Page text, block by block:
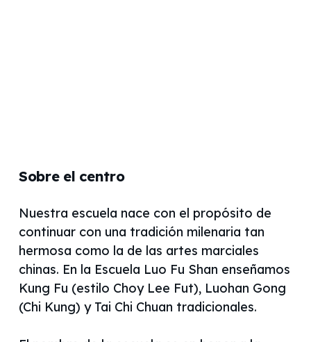
Sobre el centro
Nuestra escuela nace con el propósito de
continuar con una tradición milenaria tan
hermosa como la de las artes marciales
chinas. En la Escuela Luo Fu Shan enseñamos
Kung Fu (estilo Choy Lee Fut), Luohan Gong
(Chi Kung) y Tai Chi Chuan tradicionales.